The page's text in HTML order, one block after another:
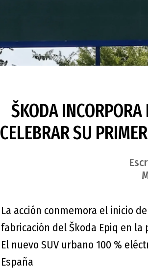
ŠKODA
CELEBRAR SU
La acción conmemora el inicio
fabricación del Škoda Epiq en la
El nuevo SUV urbano 100 %
España